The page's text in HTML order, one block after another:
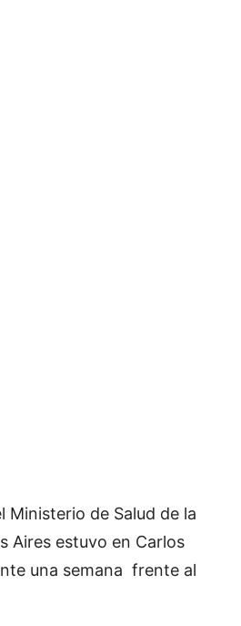
Ministerio de Salud de la
Aires estuvo en Carlos
una semana frente al